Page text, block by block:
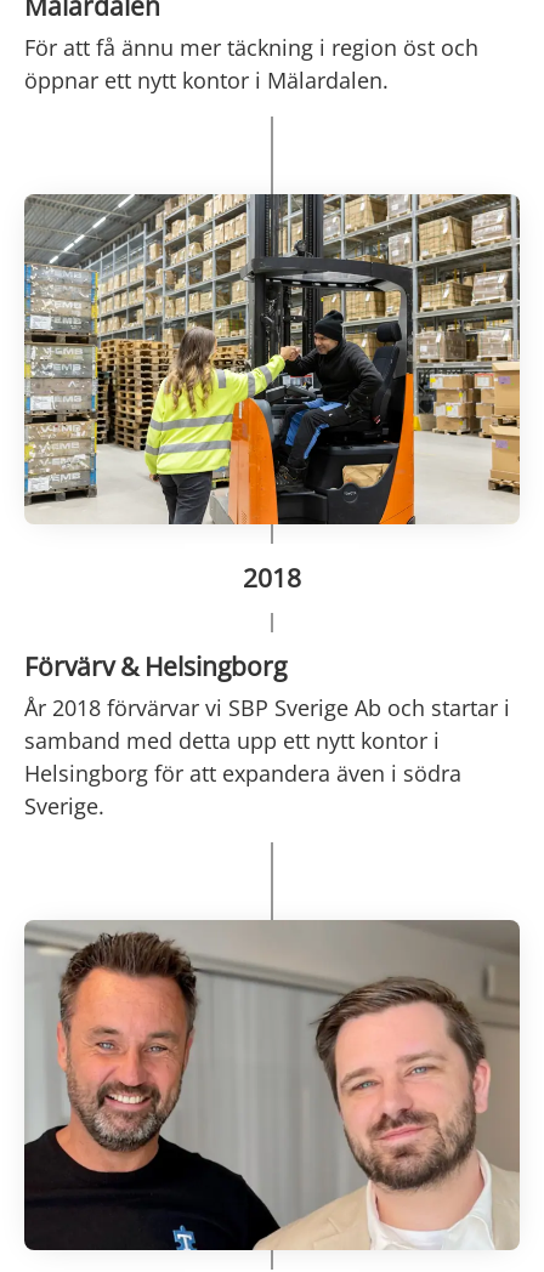
För att få ännu mer täckning i region öst och
öppnar ett nytt kontor i Mälardalen.
2018
Förvärv & Helsingborg
År 2018 förvärvar vi SBP Sverige Ab och startar i
samband med detta upp ett nytt kontor i
Helsingborg för att expandera även i södra
Sverige.